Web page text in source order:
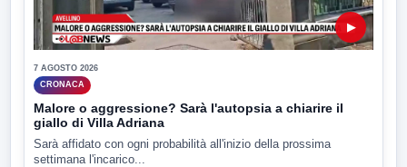
▶
7 AGOSTO 2026
CRONACA
Malore o aggressione? Sarà l'autopsia a chiarire il
giallo di Villa Adriana
Sarà affidato con ogni probabilità all'inizio della prossima
settimana l'incarico...